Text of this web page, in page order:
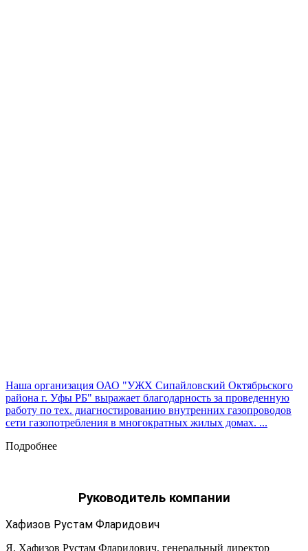
Наша организация ОАО "УЖХ Сипайловский Октябрьского
района г. Уфы РБ" выражает благодарность за проведенную
работу по тех. диагностированию внутренних газопроводов
сети газопотребления в многократных жилых домах. ...
Подробнее
Руководитель компании
Хафизов Рустам Фларидович
Я, Хафизов Рустам Фларидович, генеральный директор